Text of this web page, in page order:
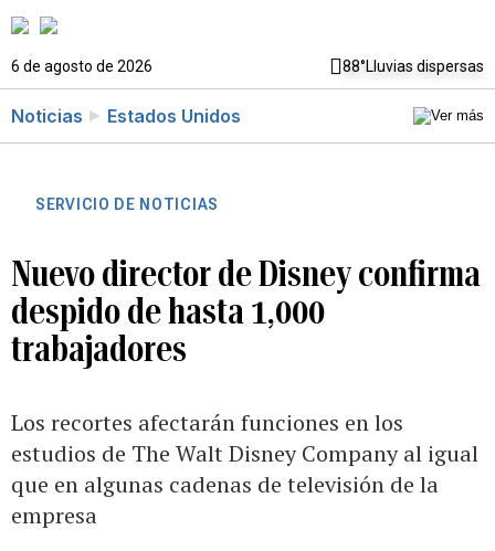
6 de agosto de 2026 88°Lluvias dispersas
Noticias Estados Unidos
SERVICIO DE NOTICIAS
Nuevo director de Disney confirma
despido de hasta 1,000
trabajadores
Los recortes afectarán funciones en los
estudios de The Walt Disney Company al igual
que en algunas cadenas de televisión de la
empresa